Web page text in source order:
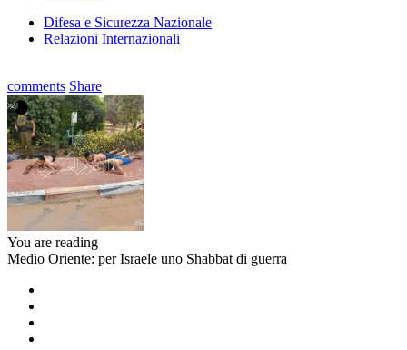
Difesa e Sicurezza Nazionale
Relazioni Internazionali
comments Share
You are reading
Medio Oriente: per Israele uno Shabbat di guerra